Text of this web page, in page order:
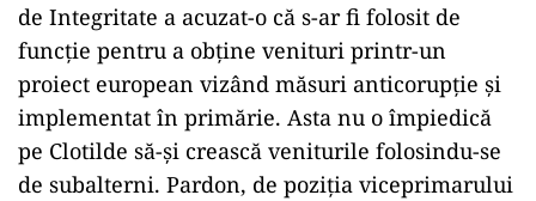
de Integritate a acuzat-o că s-ar fi folosit de
funcție pentru a obține venituri printr-un
proiect european vizând măsuri anticorupție și
implementat în primărie. Asta nu o împiedică
pe Clotilde să-și crească veniturile folosindu-se
de subalterni. Pardon, de poziția viceprimarului